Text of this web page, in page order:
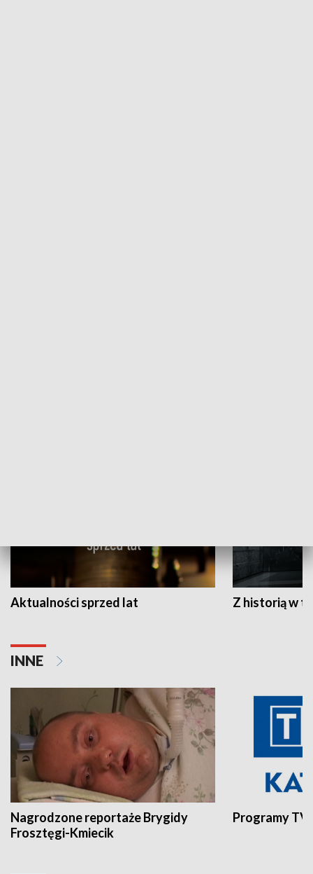
Aktualności sprzed lat Z historią w
INNE
Nagrodzone reportaże Brygidy
Frosztęgi-Kmiecik
Programy